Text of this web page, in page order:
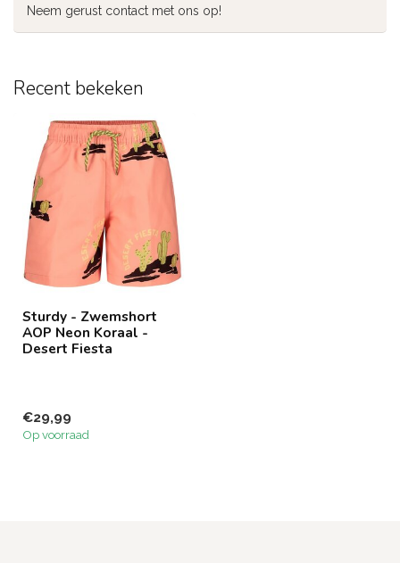
Neem gerust contact met ons op!
Recent bekeken
Sturdy - Zwemshort
AOP Neon Koraal -
Desert Fiesta
€29,99
Op voorraad